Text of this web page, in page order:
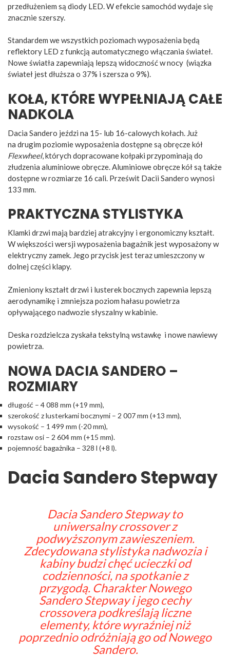
przedłużeniem są diody LED. W efekcie samochód wydaje się
znacznie szerszy.
Standardem we wszystkich poziomach wyposażenia będą
reflektory LED z funkcją automatycznego włączania świateł.
Nowe światła zapewniają lepszą widoczność w nocy (wiązka
świateł jest dłuższa o 37% i szersza o 9%).
KOŁA, KTÓRE WYPEŁNIAJĄ CAŁE
NADKOLA
Dacia Sandero jeździ na 15- lub 16-calowych kołach. Już
na drugim poziomie wyposażenia dostępne są obręcze kół
Flexwheel, których dopracowane kołpaki przypominają do
złudzenia aluminiowe obręcze. Aluminiowe obręcze kół są także
dostępne w rozmiarze 16 cali. Prześwit Dacii Sandero wynosi
133 mm.
PRAKTYCZNA STYLISTYKA
Klamki drzwi mają bardziej atrakcyjny i ergonomiczny kształt.
W większości wersji wyposażenia bagażnik jest wyposażony w
elektryczny zamek. Jego przycisk jest teraz umieszczony w
dolnej części klapy.
Zmieniony kształt drzwi i lusterek bocznych zapewnia lepszą
aerodynamikę i zmniejsza poziom hałasu powietrza
opływającego nadwozie słyszalny w kabinie.
Deska rozdzielcza zyskała tekstylną wstawkę i nowe nawiewy
powietrza.
NOWA DACIA SANDERO –
ROZMIARY
długość – 4 088 mm (+19 mm),
szerokość z lusterkami bocznymi – 2 007 mm (+13 mm),
wysokość – 1 499 mm (-20 mm),
rozstaw osi – 2 604 mm (+15 mm).
pojemność bagażnika – 328 l (+8 l).
Dacia Sandero Stepway
DaciaSandero Stepway to
uniwersalny crossover z
podwyższonym zawieszeniem.
Zdecydowana stylistyka nadwozia i
kabiny budzi chęć ucieczki od
codzienności, na spotkanie z
przygodą. Charakter Nowego
Sandero Stepway i jego cechy
crossovera podkreślają liczne
elementy, które wyraźniej niż
poprzednio odróżniają go od Nowego
Sandero.